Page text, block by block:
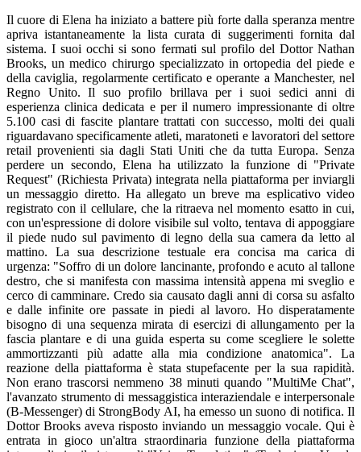
Il cuore di Elena ha iniziato a battere più forte dalla speranza mentre
apriva istantaneamente la lista curata di suggerimenti fornita dal
sistema. I suoi occhi si sono fermati sul profilo del Dottor Nathan
Brooks, un medico chirurgo specializzato in ortopedia del piede e
della caviglia, regolarmente certificato e operante a Manchester, nel
Regno Unito. Il suo profilo brillava per i suoi sedici anni di
esperienza clinica dedicata e per il numero impressionante di oltre
5.100 casi di fascite plantare trattati con successo, molti dei quali
riguardavano specificamente atleti, maratoneti e lavoratori del settore
retail provenienti sia dagli Stati Uniti che da tutta Europa. Senza
perdere un secondo, Elena ha utilizzato la funzione di "Private
Request" (Richiesta Privata) integrata nella piattaforma per inviargli
un messaggio diretto. Ha allegato un breve ma esplicativo video
registrato con il cellulare, che la ritraeva nel momento esatto in cui,
con un'espressione di dolore visibile sul volto, tentava di appoggiare
il piede nudo sul pavimento di legno della sua camera da letto al
mattino. La sua descrizione testuale era concisa ma carica di
urgenza: "Soffro di un dolore lancinante, profondo e acuto al tallone
destro, che si manifesta con massima intensità appena mi sveglio e
cerco di camminare. Credo sia causato dagli anni di corsa su asfalto
e dalle infinite ore passate in piedi al lavoro. Ho disperatamente
bisogno di una sequenza mirata di esercizi di allungamento per la
fascia plantare e di una guida esperta su come scegliere le solette
ammortizzanti più adatte alla mia condizione anatomica". La
reazione della piattaforma è stata stupefacente per la sua rapidità.
Non erano trascorsi nemmeno 38 minuti quando "MultiMe Chat",
l'avanzato strumento di messaggistica interaziendale e interpersonale
(B-Messenger) di StrongBody AI, ha emesso un suono di notifica. Il
Dottor Brooks aveva risposto inviando un messaggio vocale. Qui è
entrata in gioco un'altra straordinaria funzione della piattaforma